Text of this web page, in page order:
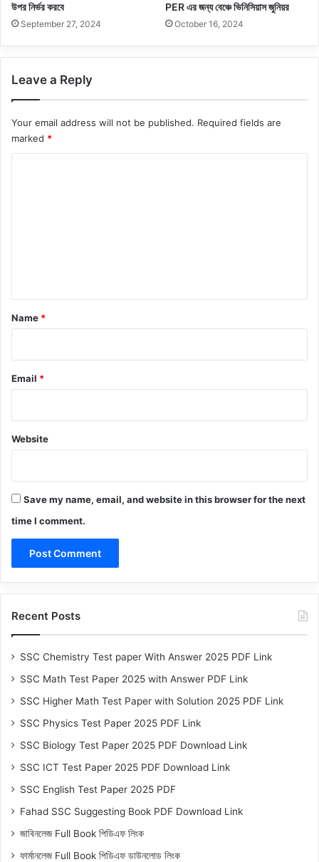
উপর নির্ভর করবে
September 27, 2024
PER এর জন্য বেঞ্চে ভিনিসিয়াস জুনিয়র
October 16, 2024
Leave a Reply
Your email address will not be published. Required fields are
marked *
*
Name *
Email *
Website
Save my name, email, and website in this browser for the next
time I comment.
Recent Posts
SSC Chemistry Test paper With Answer 2025 PDF Link
SSC Math Test Paper 2025 with Answer PDF Link
SSC Higher Math Test Paper with Solution 2025 PDF Link
SSC Physics Test Paper 2025 PDF Link
SSC Biology Test Paper 2025 PDF Download Link
SSC ICT Test Paper 2025 PDF Download Link
SSC English Test Paper 2025 PDF
Fahad SSC Suggesting Book PDF Download Link
জাবিনলেজ Full Book পিডিএফ লিংক
ফার্মানলেজ Full Book পিডিএফ ডাউনলোড লিংক